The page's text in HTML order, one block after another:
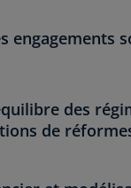
engagements
des
de